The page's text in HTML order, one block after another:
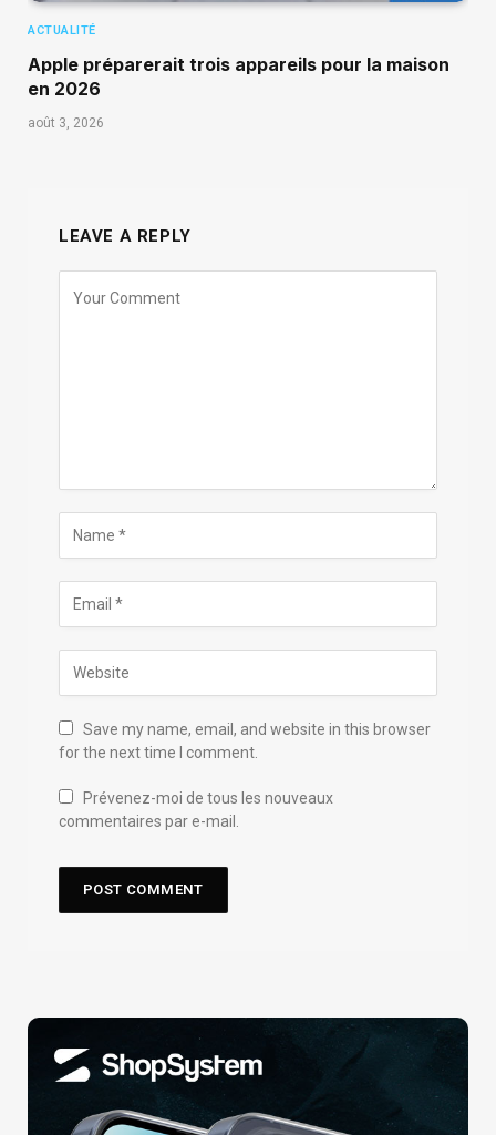
ACTUALITÉ
Apple préparerait trois appareils pour la maison
en 2026
août 3, 2026
LEAVE A REPLY
Save my name, email, and website in this browser
for the next time I comment.
Prévenez-moi de tous les nouveaux
commentaires par e-mail.